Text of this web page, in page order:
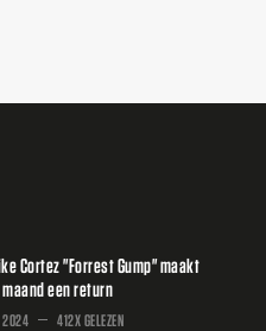
Cortez "Forrest Gump" maakt
maand een return
2024 412X GELEZEN